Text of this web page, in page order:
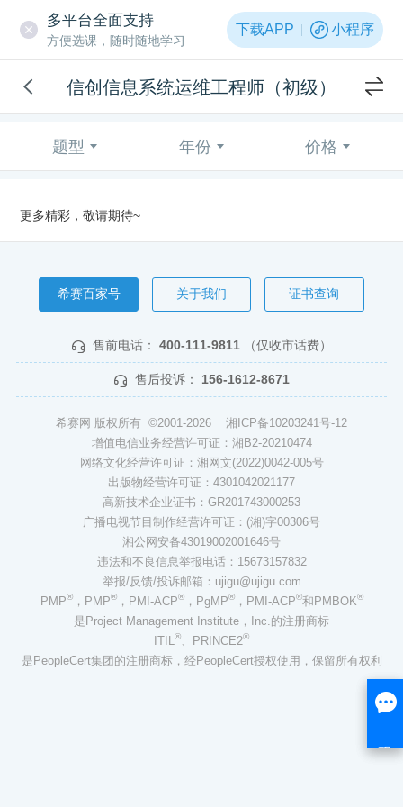
多平台全面支持
方便选课，随时随地学习
下载APP 小程序
信创信息系统运维工程师（初级）
题型 年份 价格
更多精彩，敬请期待~
希赛百家号 关于我们 证书查询
售前电话： 400-111-9811 （仅收市话费）
售后投诉： 156-1612-8671
希赛网 版权所有 ©2001-2026 湘ICP备10203241号-12
增值电信业务经营许可证：湘B2-20210474
网络文化经营许可证：湘网文(2022)0042-005号
出版物经营许可证：4301042021177
高新技术企业证书：GR201743000253
广播电视节目制作经营许可证：(湘)字00306号
湘公网安备43019002001646号
违法和不良信息举报电话：15673157832
举报/反馈/投诉邮箱：ujigu@ujigu.com
PMP®，PMP®，PMI-ACP®，PgMP®，PMI-ACP®和PMBOK®
是Project Management Institute，Inc.的注册商标
ITIL®、PRINCE2®
是PeopleCert集团的注册商标，经PeopleCert授权使用，保留所有权利